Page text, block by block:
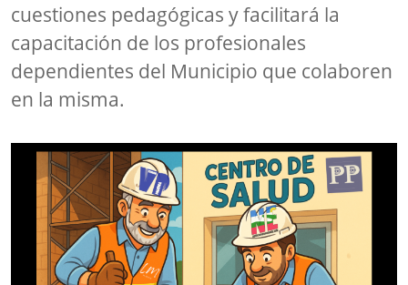
cuestiones pedagógicas y facilitará la
capacitación de los profesionales
dependientes del Municipio que colaboren
en la misma.